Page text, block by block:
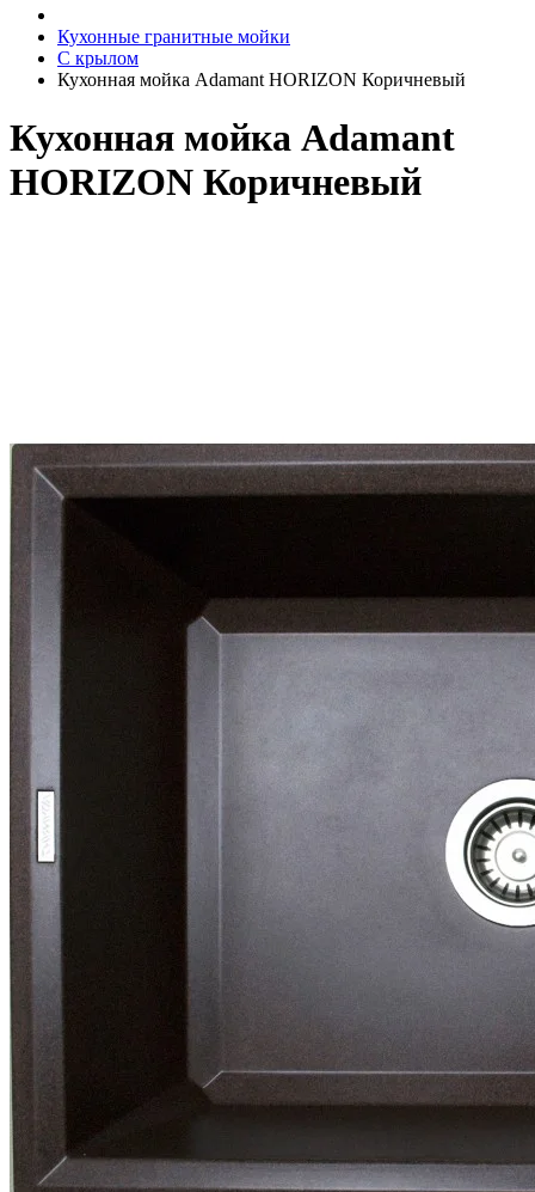
Кухонные гранитные мойки
С крылом
Кухонная мойка Adamant HORIZON Коричневый
Кухонная мойка Adamant
HORIZON Коричневый